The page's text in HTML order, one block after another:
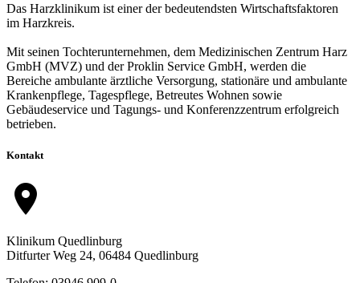
Das Harzklinikum ist einer der bedeutendsten Wirtschaftsfaktoren
im Harzkreis.
Mit seinen Tochterunternehmen, dem Medizinischen Zentrum Harz
GmbH (MVZ) und der Proklin Service GmbH, werden die
Bereiche ambulante ärztliche Versorgung, stationäre und ambulante
Krankenpflege, Tagespflege, Betreutes Wohnen sowie
Gebäudeservice und Tagungs- und Konferenzzentrum erfolgreich
betrieben.
Kontakt
location_on
Klinikum Quedlinburg
Ditfurter Weg 24, 06484 Quedlinburg